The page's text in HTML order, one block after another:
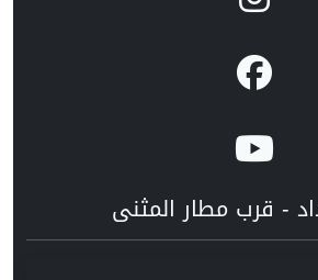
- قرب مطار المثنى